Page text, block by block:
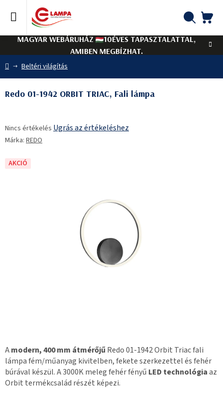
tartalomhoz
MAGYAR WEBÁRUHÁZ
10ÉVES TAPASZTALATTAL,
AMIBEN MEGBÍZHAT.
Kezdőlap
Beltéri világítás
Amodern, 400 mm átmérőjű Redo 01-1942 Orbit Triac fali
lámpa fém/műanyag kivitelben, fekete szerkezettel és fehér
búrával készül. A 3000K meleg fehér fényű LED technológiaaz
Orbit termékcsalád részét képezi.
Redo 01-1942 ORBIT TRIAC, Fali lámpa
termék
átlagos
5-
Nincs értékelés Ugrás az értékeléshez
Márka: REDO
AKCIÓ